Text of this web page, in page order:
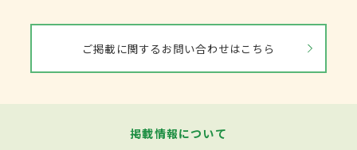
ご掲載に関するお問い合わせはこちら
掲載情報について